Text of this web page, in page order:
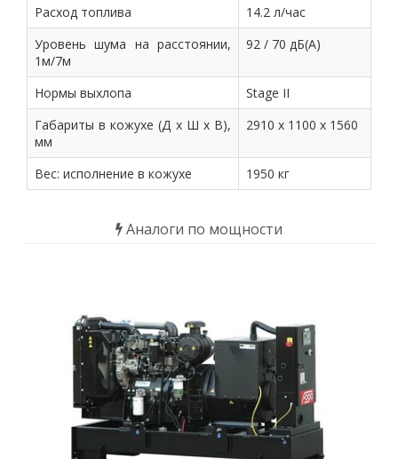
Расход топлива
14.2 л/час
Уровень шума на расстоянии,
1м/7м
92 / 70 дБ(А)
Нормы выхлопа
Stage II
Габариты в кожухе (Д х Ш х В),
мм
2910 х 1100 х 1560
Вес: исполнение в кожухе 1950 кг
Аналоги по мощности